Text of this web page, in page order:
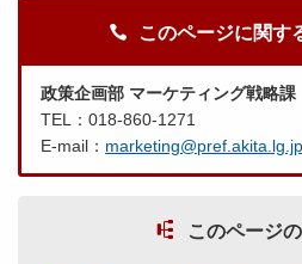
このページに関す
政策企画部 マーケティング戦略課
TEL：018-860-1271
E-mail： marketing@pref.akita.lg.jp
このページ